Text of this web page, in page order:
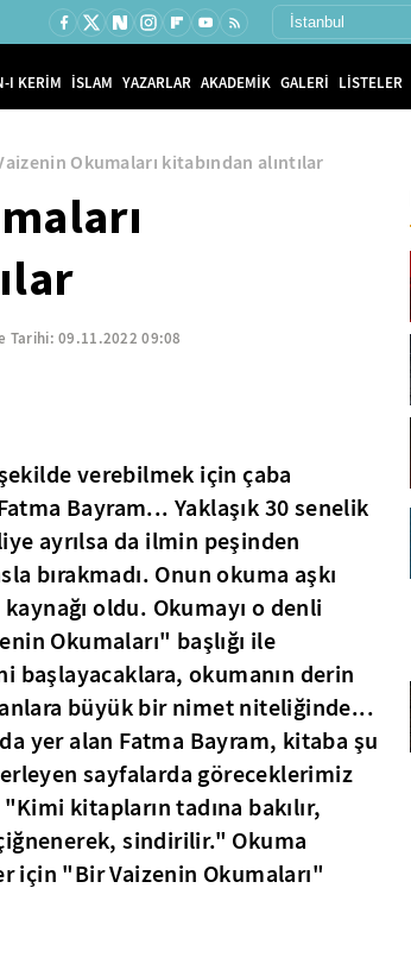
I KERİM İSLAM YAZARLAR AKADEMİK GALERİ LİSTELER
Okumaları kitabından alıntılar
Tarihi:09.11.2022 09:08
verebilmek için çaba
Bayram... Yaklaşık 30 senelik
ayrılsa da ilmin peşinden
bırakmadı. Onun okuma aşkı
oldu. Okumayı o denli
Okumaları" başlığı ile
başlayacaklara, okumanın derin
büyük bir nimet niteliğinde...
yer alan Fatma Bayram, kitaba şu
sayfalarda göreceklerimiz
kitapların tadına bakılır,
sindirilir." Okuma
için "Bir Vaizenin Okumaları"